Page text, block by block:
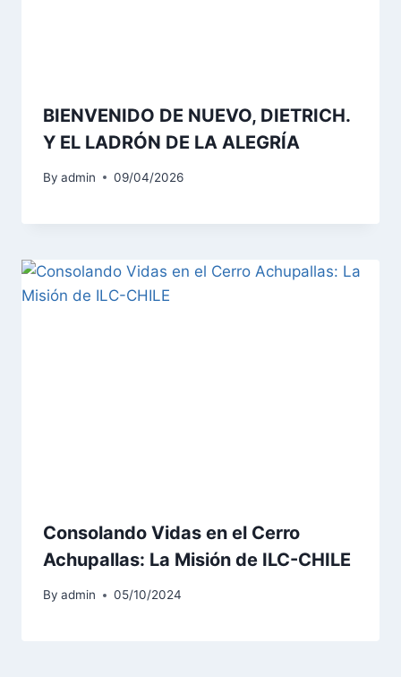
BIENVENIDO DE NUEVO, DIETRICH.
Y EL LADRÓN DE LA ALEGRÍA
By admin 09/04/2026
Consolando Vidas en el Cerro
Achupallas: La Misión de ILC-CHILE
By admin 05/10/2024